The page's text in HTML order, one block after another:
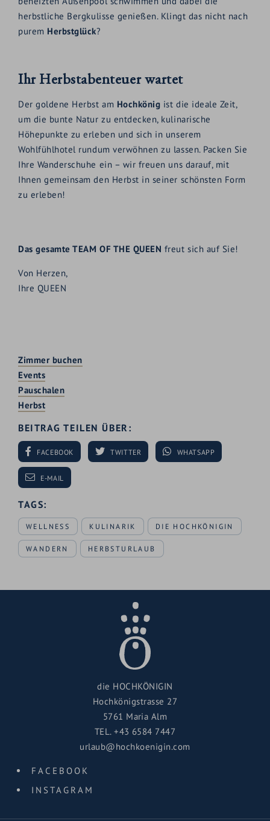
herbstliche Bergkulisse genießen. Klingt das nicht nach
purem Herbstglück?
Ihr Herbstabenteuer wartet
Der goldene Herbst am Hochkönig ist die ideale Zeit,
um die bunte Natur zu entdecken, kulinarische
Höhepunkte zu erleben und sich in unserem
Wohlfühlhotel rundum verwöhnen zu lassen. Packen Sie
Ihre Wanderschuhe ein – wir freuen uns darauf, mit
Ihnen gemeinsam den Herbst in seiner schönsten Form
zu erleben!
Das gesamte TEAM OF THE QUEEN freut sich auf Sie!
Von Herzen,
Ihre QUEEN
Zimmer buchen
Events
Pauschalen
Herbst
BEITRAG TEILEN ÜBER:
FACEBOOK TWITTER WHATSAPP
E-MAIL
TAGS:
WELLNESS KULINARIK DIE HOCHKÖNIGIN
WANDERN HERBSTURLAUB
die HOCHKÖNIGIN
Hochkönigstrasse 27
5761 Maria Alm
TEL.+43 6584 7447
urlaub@hochkoenigin.com
FACEBOOK
INSTAGRAM